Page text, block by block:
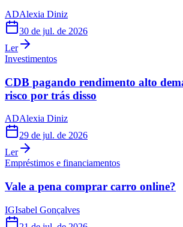
ADAlexia Diniz
30 de jul. de 2026
Ler
Investimentos
CDB pagando rendimento alto
risco por trás disso
ADAlexia Diniz
29 de jul. de 2026
Ler
Empréstimos e financiamentos
Vale a pena comprar carro online?
IGIsabel Gonçalves